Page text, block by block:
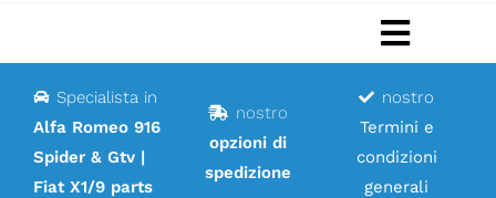
a
Negozio web
Specialista in
Alfa Romeo 916
Spider & Gtv |
Fiat X1/9 parts
nostro
opzioni di
spedizione
nostro
Termini e
condizioni
generali